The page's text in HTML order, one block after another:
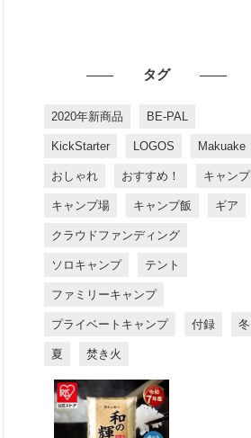
タグ
2020年新商品 BE-PAL
KickStarter LOGOS Makuake
おしゃれ おすすめ！ キャンプ
キャンプ場 キャンプ飯 ギア
クラウドファンディング
ソロキャンプ テント
ファミリーキャンプ
プライベートキャンプ 付録 冬
夏 焚き火